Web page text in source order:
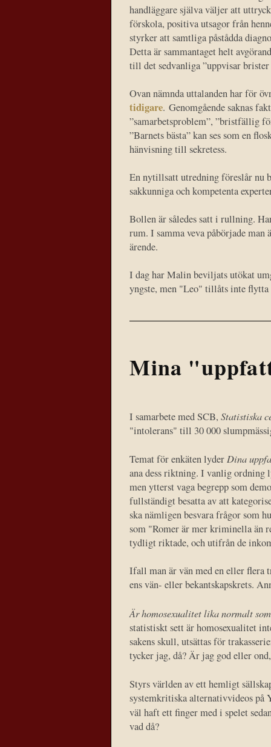
handläggare själva väljer att
förskola, positiva utsagor från
styrker att samtliga påstådda
Detta är sammantaget helt
till det sedvanliga ”uppvisar
Ovan nämnda uttalanden har för
tidigare. Genomgående saknas
”samarbetsproblem”, ”bristfällig
”Barnets bästa” kan ses som en
hänvisning till sekretess.
En nytillsatt utredning föreslår nu
sakkunniga och kompetenta
Bollen är således satt i rullning.
rum. I samma veva påbörjade
ärende.
I dag har Malin beviljats utökat
yngste, men "Leo" tillåts inte flytta
Mina
I samarbete med SCB, Statistiska
"intolerans" till 30 000
Temat för enkäten lyder Dina
ana dess riktning. I vanlig ordning
men ytterst vaga begrepp som
fullständigt besatta av att
ska nämligen besvara frågor som
som "Romer är mer kriminella än
tydligt riktade, och utifrån de
Ifall man är vän med en eller flera
ens vän- eller bekantskapskrets.
Är homosexualitet lika normalt
statistiskt sett är homosexualitet
sakens skull, utsättas för
tycker jag, då? Är jag god eller
Styrs världen av ett hemligt
systemkritiska alternativvideos på
väl haft ett finger med i spelet
vad då?